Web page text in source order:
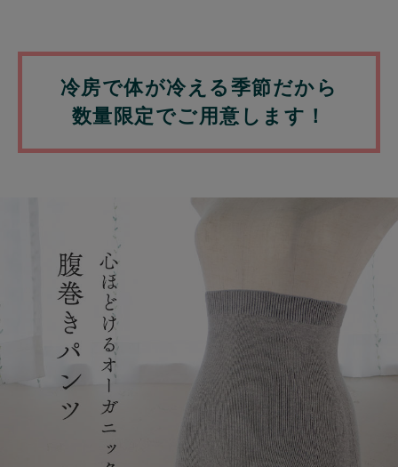
冷房で体が冷える季節だから
数量限定でご用意します！